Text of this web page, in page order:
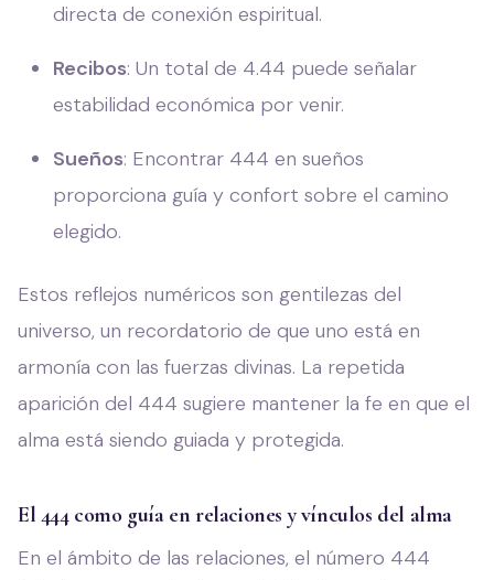
directa de conexión espiritual.
Recibos: Un total de 4.44 puede señalar
estabilidad económica por venir.
Sueños: Encontrar 444 en sueños
proporciona guía y confort sobre el camino
elegido.
Estos reflejos numéricos son gentilezas del
universo, un recordatorio de que uno está en
armonía con las fuerzas divinas. La repetida
aparición del 444 sugiere mantener la fe en que el
alma está siendo guiada y protegida.
El 444 como guía en relaciones y vínculos del alma
En el ámbito de las relaciones, el número 444